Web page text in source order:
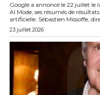
Google a annoncé le 22 juillet le
AI Mode, ses résumés de
artificielle. Sébastien Missoffe,
23 juillet 2026